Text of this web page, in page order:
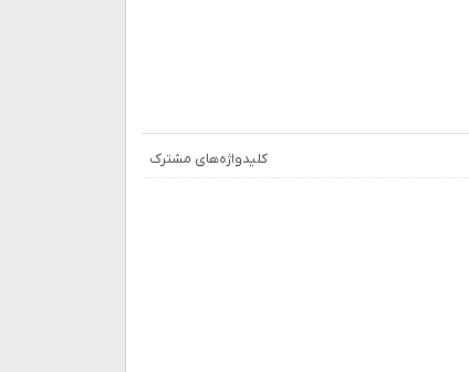
کلیدواژه‌های مشترک